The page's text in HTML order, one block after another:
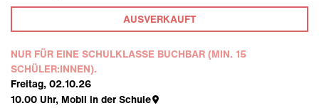
AUSVERKAUFT
NUR FÜR EINE SCHULKLASSE BUCHBAR (MIN. 15
SCHÜLER:INNEN).
Freitag, 02.10.26
10.00 Uhr, Mobil in der Schule